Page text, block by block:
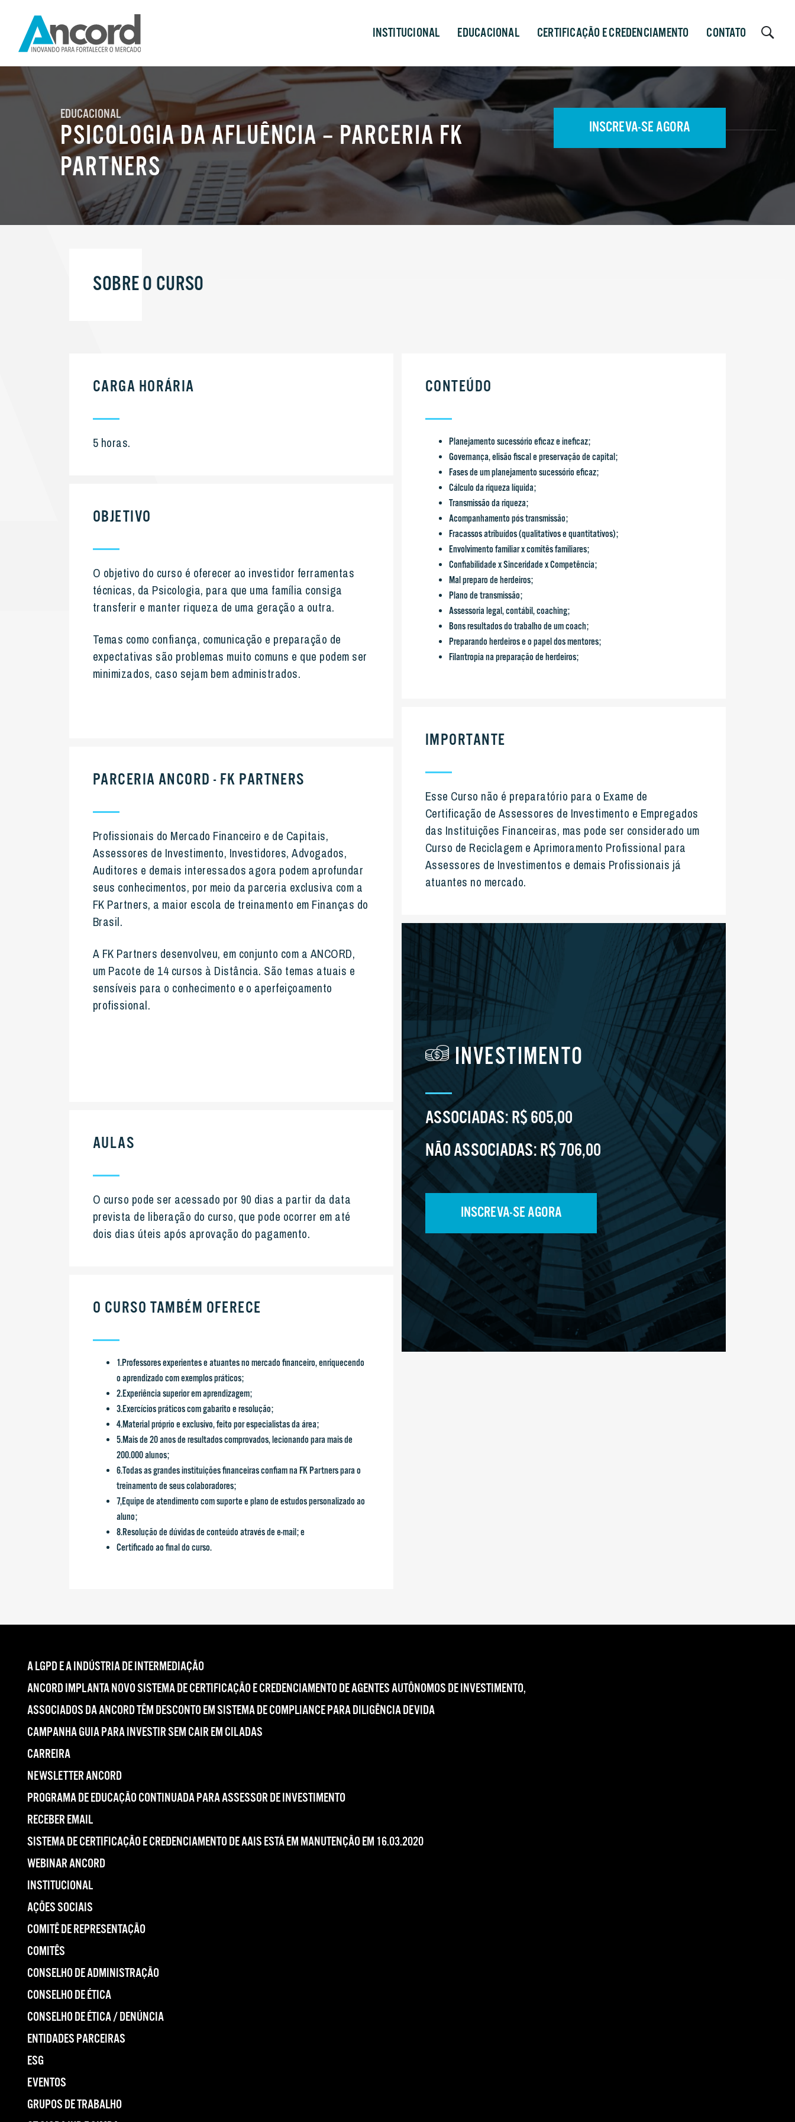
INSTITUCIONAL EDUCACIONAL CERTIFICAÇÃO E CREDENCIAMENTO CONTATO
EDUCACIONAL
PSICOLOGIA DA AFLUÊNCIA – PARCERIA FK
PARTNERS
INSCREVA-SE AGORA
SOBRE O CURSO
CARGA HORÁRIA
5 horas.
OBJETIVO
O objetivo do curso é oferecer ao investidor ferramentas
técnicas, da Psicologia, para que uma família consiga
transferir e manter riqueza de uma geração a outra.
Temas como confiança, comunicação e preparação de
expectativas são problemas muito comuns e que podem ser
minimizados, caso sejam bem administrados.
PARCERIA ANCORD - FK PARTNERS
Profissionais do Mercado Financeiro e de Capitais,
Assessores de Investimento, Investidores, Advogados,
Auditores e demais interessados agora podem aprofundar
seus conhecimentos, por meio da parceria exclusiva com a
FK Partners, a maior escola de treinamento em Finanças do
Brasil.
A FK Partners desenvolveu, em conjunto com a ANCORD,
um Pacote de 14 cursos à Distância. São temas atuais e
sensíveis para o conhecimento e o aperfeiçoamento
profissional.
AULAS
O curso pode ser acessado por 90 dias a partir da data
prevista de liberação do curso, que pode ocorrer em até
dois dias úteis após aprovação do pagamento.
O CURSO TAMBÉM OFERECE
1.Professores experientes e atuantes no mercado financeiro, enriquecendo
o aprendizado com exemplos práticos;
2.Experiência superior em aprendizagem;
3.Exercícios práticos com gabarito e resolução;
4.Material próprio e exclusivo, feito por especialistas da área;
5.Mais de 20 anos de resultados comprovados, lecionando para mais de
200.000 alunos;
6.Todas as grandes instituições financeiras confiam na FK Partners para o
treinamento de seus colaboradores;
7,Equipe de atendimento com suporte e plano de estudos personalizado ao
aluno;
8.Resolução de dúvidas de conteúdo através de e-mail; e
Certificado ao final do curso.
CONTEÚDO
Planejamento sucessório eficaz e ineficaz;
Governança, elisão fiscal e preservação de capital;
Fases de um planejamento sucessório eficaz;
Cálculo da riqueza líquida;
Transmissão da riqueza;
Acompanhamento pós transmissão;
Fracassos atribuídos (qualitativos e quantitativos);
Envolvimento familiar x comitês familiares;
Confiabilidade x Sinceridade x Competência;
Mal preparo de herdeiros;
Plano de transmissão;
Assessoria legal, contábil, coaching;
Bons resultados do trabalho de um coach;
Preparando herdeiros e o papel dos mentores;
Filantropia na preparação de herdeiros;
IMPORTANTE
Esse Curso não é preparatório para o Exame de
Certificação de Assessores de Investimento e Empregados
das Instituições Financeiras, mas pode ser considerado um
Curso de Reciclagem e Aprimoramento Profissional para
Assessores de Investimentos e demais Profissionais já
atuantes no mercado.
INVESTIMENTO
ASSOCIADAS:R$ 605,00
NÃO ASSOCIADAS:R$ 706,00
INSCREVA-SE AGORA
A LGPD E A INDÚSTRIA DE INTERMEDIAÇÃO
ANCORD IMPLANTA NOVO SISTEMA DE CERTIFICAÇÃO E CREDENCIAMENTO DE AGENTES AUTÔNOMOS DE INVESTIMENTO,
ASSOCIADOS DA ANCORD TÊM DESCONTO EM SISTEMA DE COMPLIANCE PARA DILIGÊNCIA DEVIDA
CAMPANHA GUIA PARA INVESTIR SEM CAIR EM CILADAS
CARREIRA
NEWSLETTER ANCORD
PROGRAMA DE EDUCAÇÃO CONTINUADA PARA ASSESSOR DE INVESTIMENTO
RECEBER EMAIL
SISTEMA DE CERTIFICAÇÃO E CREDENCIAMENTO DE AAIS ESTÁ EM MANUTENÇÃO EM 16.03.2020
WEBINAR ANCORD
INSTITUCIONAL
AÇÕES SOCIAIS
COMITÊ DE REPRESENTAÇÃO
COMITÊS
CONSELHO DE ADMINISTRAÇÃO
CONSELHO DE ÉTICA
CONSELHO DE ÉTICA / DENÚNCIA
ENTIDADES PARCEIRAS
ESG
EVENTOS
GRUPOS DE TRABALHO